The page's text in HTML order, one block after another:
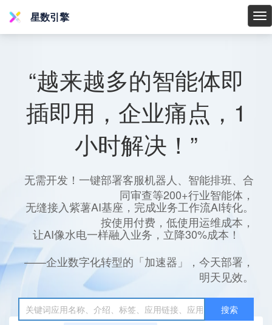
星
星数引擎
“越来越多的智能体即
插即用，企业痛点，1
小时解决！”
无需开发！一键部署客服机器人、智能排班、合
同审查等200+行业智能体，
无缝接入紫薯AI基座，完成业务工作流AI转化。
按使用付费，低使用运维成本，
让AI像水电一样融入业务，立降30%成本！
——企业数字化转型的「加速器」，今天部署，
明天见效。
搜索